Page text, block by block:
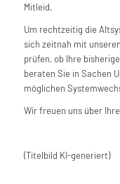
Mitleid.
Um rechtzeitig die
sich zeitnah mit
prüfen, ob Ihre
beraten Sie in Sachen
möglichen
Wir freuen uns über
(Titelbild KI-generiert)